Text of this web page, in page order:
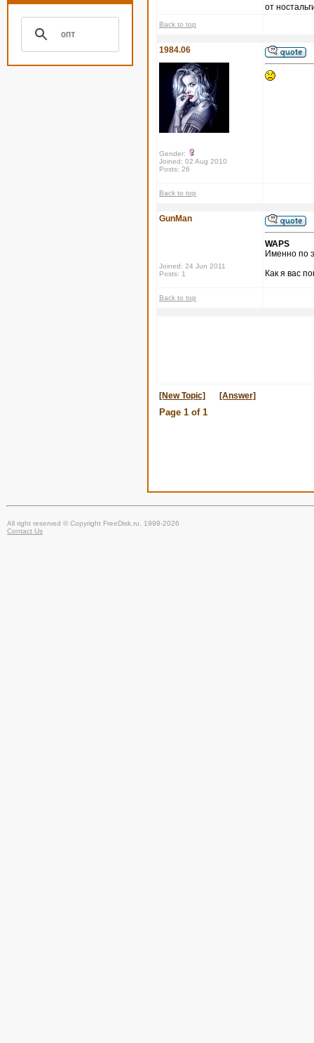
от
Back to top
1984.06
Gender:
Joined: 02 Aug 2010
Posts: 26
Back to top
GunMan
Joined: 24 Jun 2011
Posts: 1
WAPS
Именно по
Как я вас
Back to top
[New Topic] [Answer]
Page 1 of 1
All right reserved © Copyright FreeDisk.ru, 1999-2026
Contact Us